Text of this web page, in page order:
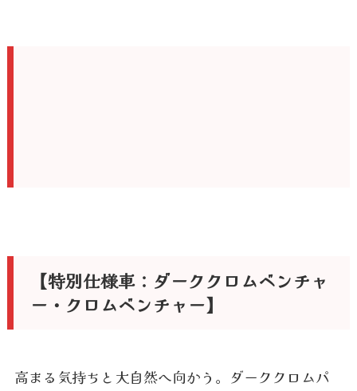
【特別仕様車：ダーククロムベンチャ
ー・クロムベンチャー】
高まる気持ちと大自然へ向かう。ダーククロムパ